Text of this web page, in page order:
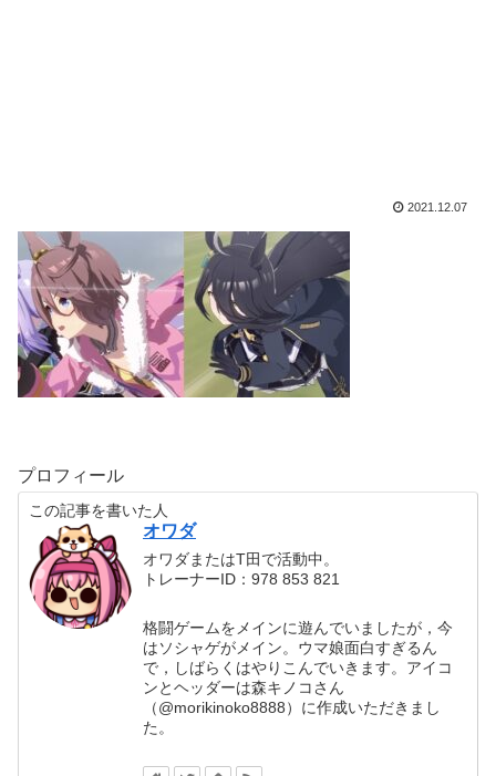
2021.12.07
プロフィール
この記事を書いた人
オワダ
オワダまたはT田で活動中。
トレーナーID：978 853 821
格闘ゲームをメインに遊んでいましたが，今
はソシャゲがメイン。ウマ娘面白すぎるん
で，しばらくはやりこんでいきます。アイコ
ンとヘッダーは森キノコさん
（@morikinoko8888）に作成いただきまし
た。